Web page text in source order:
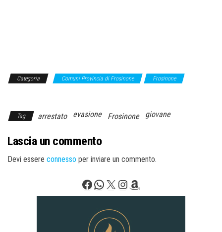
Categoria Comuni Provincia di Frosinone
Frosinone
Tag arrestato evasione Frosinone giovane
Lascia un commento
Devi essere connesso per inviare un commento.
Facebook
WhatsApp
X Instagram
Amazon